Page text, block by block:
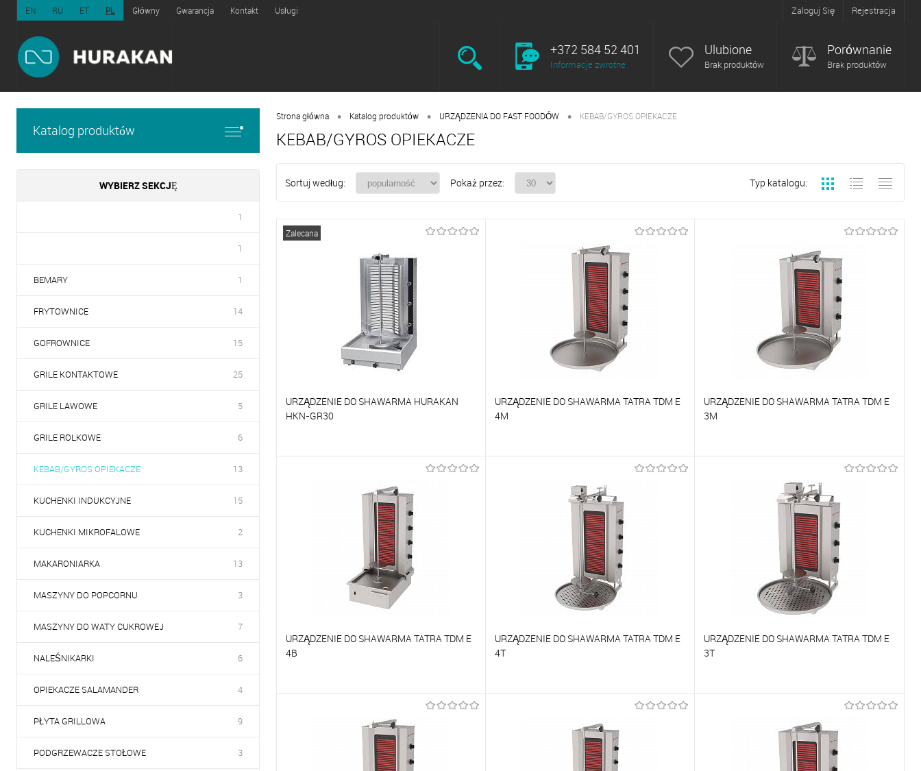
EN RU ET PL Główny Gwarancja Kontakt Usługi Zaloguj Się Rejestracja
+372 584 52 401
Informacje zwrotne
Ulubione
Brak produktów
Porównanie
Brak produktów
Katalog produktów
WYBIERZ SEKCJĘ
1
1
BEMARY 1
FRYTOWNICE 14
GOFROWNICE 15
GRILE KONTAKTOWE 25
GRILE LAWOWE 5
GRILE ROLKOWE 6
KEBAB/GYROS OPIEKACZE 13
KUCHENKI INDUKCYJNE 15
KUCHENKI MIKROFALOWE 2
MAKARONIARKA 13
MASZYNY DO POPCORNU 3
MASZYNY DO WATY CUKROWEJ 7
NALEŚNIKARKI 6
OPIEKACZE SALAMANDER 4
PŁYTA GRILLOWA 9
PODGRZEWACZE STOŁOWE 3
Strona główna • Katalog produktów • URZĄDZENIA DO FAST FOODÓW • KEBAB/GYROS OPIEKACZE
KEBAB/GYROS OPIEKACZE
Sortuj według: Pokaż przez: Typ katalogu:
Zalecana
URZĄDZENIE DO SHAWARMA HURAKAN
HKN-GR30
URZĄDZENIE DO SHAWARMA TATRA TDM E
4M
URZĄDZENIE DO SHAWARMA TATRA TDM E
3M
URZĄDZENIE DO SHAWARMA TATRA TDM E
4B
Na zamówienie
URZĄDZENIE DO SHAWARMA TATRA TDM E
4T
Na zamówienie
URZĄDZENIE DO SHAWARMA TATRA TDM E
3T